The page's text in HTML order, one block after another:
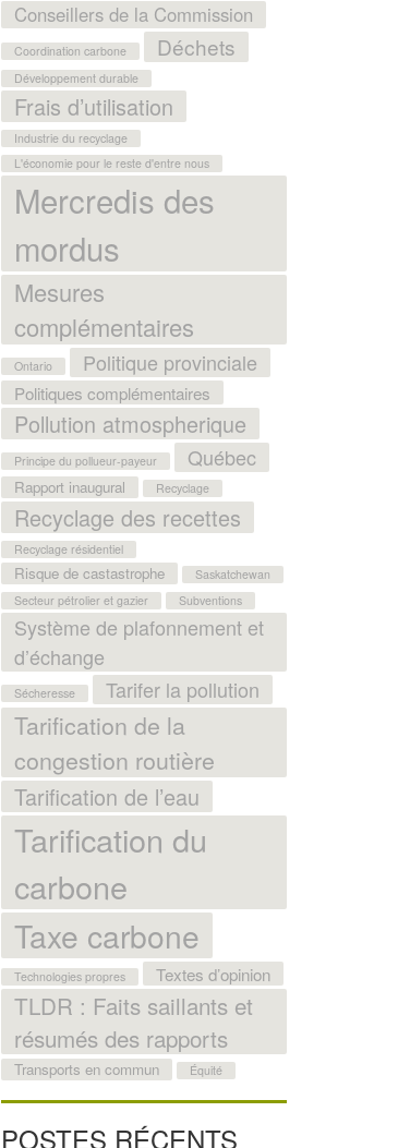
Conseillers de la Commission
Coordination carbone Déchets
Développement durable
Frais d’utilisation
Industrie du recyclage
L'économie pour le reste d'entre nous
Mercredis des
mordus
Mesures
complémentaires
Ontario Politique provinciale
Politiques complémentaires
Pollution atmospherique
Principe du pollueur-payeur Québec
Rapport inaugural Recyclage
Recyclage des recettes
Recyclage résidentiel
Risque de castastrophe
Saskatchewan
Secteur pétrolier et gazier
Subventions
Système de plafonnement et
d’échange
Sécheresse Tarifer la pollution
Tarification de la
congestion routière
Tarification de l’eau
Tarification du
carbone
Taxe carbone
Technologies propres Textes d’opinion
TLDR : Faits saillants et
résumés des rapports
Transports en commun Équité
POSTES RÉCENTS